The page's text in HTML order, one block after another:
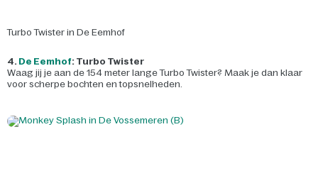
Turbo Twister in De Eemhof
4. De Eemhof: Turbo Twister
Waag jij je aan de 154 meter lange Turbo Twister? Maak je dan klaar
voor scherpe bochten en topsnelheden.